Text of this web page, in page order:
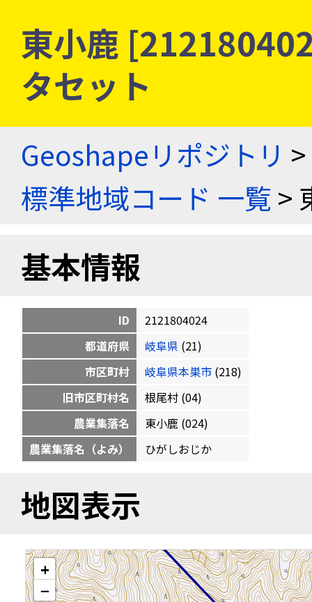
東小鹿
タセット
Geoshapeリポジトリ >
標準地域コード 一覧>
基本情報
ID
2121804024
都道府県
岐阜県 (21)
市区町村
岐阜県本巣市 (218)
旧市区町村名
根尾村 (04)
農業集落名
東小鹿 (024)
農業集落名（よみ）
ひがしおじか
地図表示
+
−